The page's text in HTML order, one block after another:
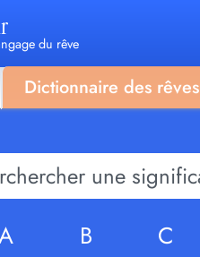
du rêve
Dictionnaire des rêves
B C